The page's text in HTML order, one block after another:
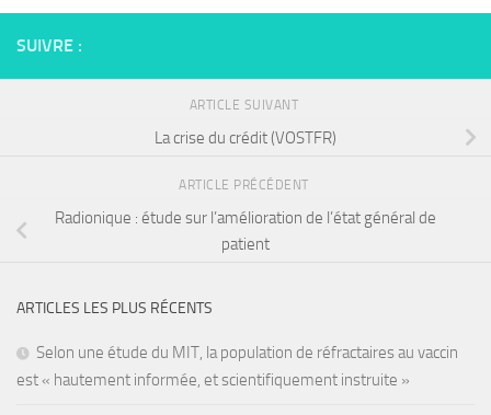
SUIVRE :
ARTICLE SUIVANT
La crise du crédit (VOSTFR)
ARTICLE PRÉCÉDENT
Radionique : étude sur l’amélioration de l’état général de
patient
ARTICLES LES PLUS RÉCENTS
Selon une étude du MIT, la population de réfractaires au vaccin
est « hautement informée, et scientifiquement instruite »